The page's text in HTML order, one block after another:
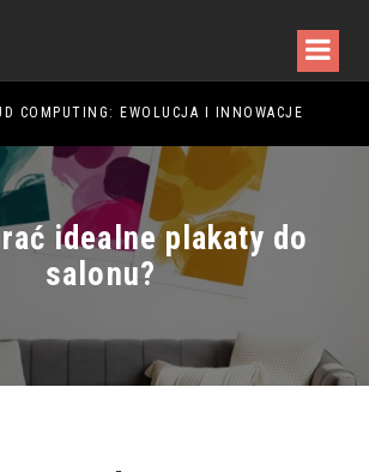
COMPUTING: EWOLUCJA I INNOWACJE
idealne plakaty do
salonu?